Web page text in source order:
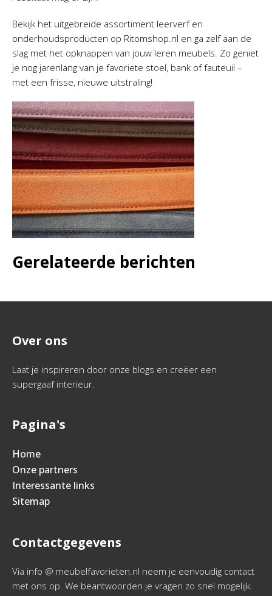
Bekijk het uitgebreide assortiment leerverf en
onderhoudsproducten op Ritomshop.nl en ga zelf aan de
slag met het opknappen van jouw leren meubels. Zo geniet
je nog jarenlang van je favoriete stoel, bank of fauteuil –
met een frisse, nieuwe uitstraling!
Gerelateerde berichten
Over ons
Laat je inspireren door onze blogs en creëer een
supergaaf interieur.
Pagina's
Home
Onze partners
Interessante links
Sitemap
Contactgegevens
Via info @ meubelfavorieten.nl neem je eenvoudig contact
met ons op. We beantwoorden je vragen zo snel mogelijk.